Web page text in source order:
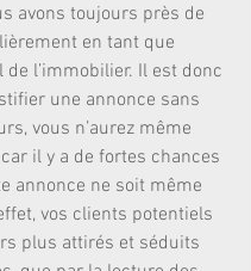
avons toujours près de
en tant que
l’immobilier. Il est donc
une annonce sans
vous n’aurez même
il y a de fortes chances
annonce ne soit même
vos clients potentiels
plus attirés et séduits